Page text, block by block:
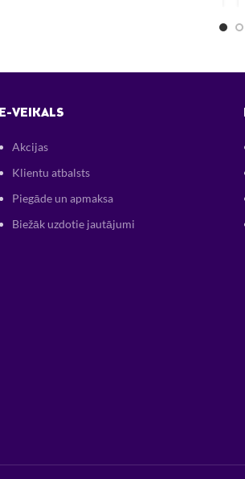
E-VEIKALS
Akcijas
Klientu atbalsts
Piegāde un apmaksa
Biežāk uzdotie jautājumi